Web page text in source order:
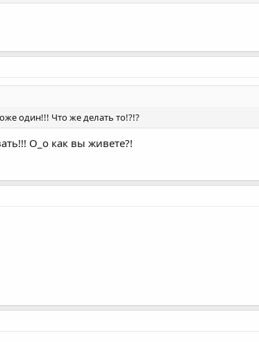
один!!! Что же делать то!?!?
О_о как вы живете?!